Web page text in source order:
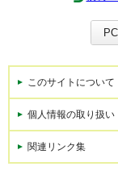
このサイトについて
個人情報の取り扱い
関連リンク集